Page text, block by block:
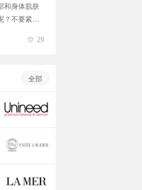
和身体肌肤
不要紧，
高效SPA
质（2分
29
全部